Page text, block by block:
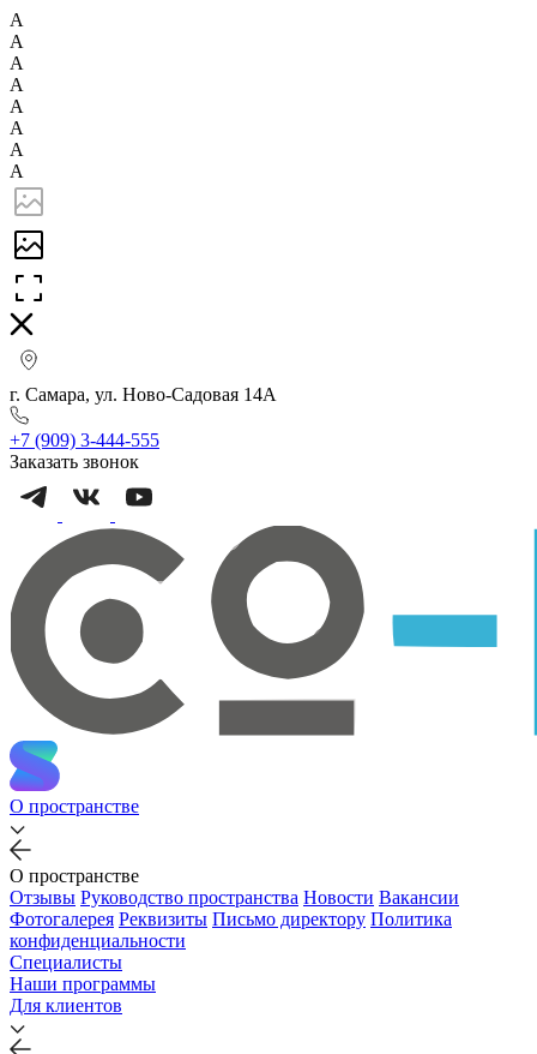
А
А
А
А
А
А
А
А
г. Самара, ул. Ново-Садовая 14А
+7 (909) 3-444-555
Заказать звонок
О пространстве
О пространстве
Отзывы Руководство пространства Новости Вакансии
Фотогалерея Реквизиты Письмо директору Политика
конфиденциальности
Специалисты
Наши программы
Для клиентов